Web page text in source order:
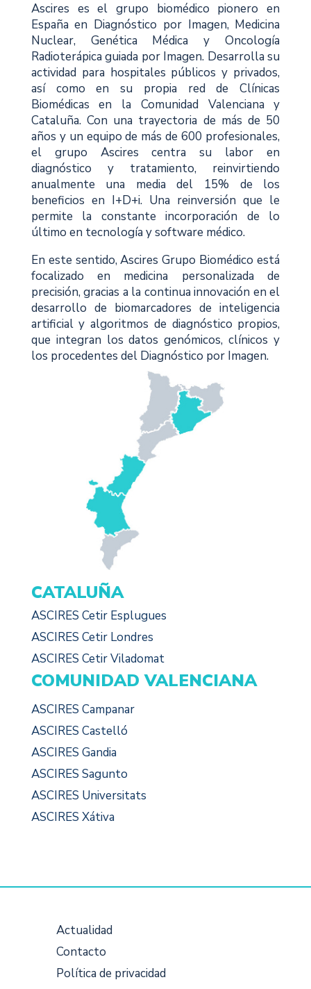
Ascires es el grupo biomédico pionero en
España en Diagnóstico por Imagen, Medicina
Nuclear, Genética Médica y Oncología
Radioterápica guiada por Imagen. Desarrolla su
actividad para hospitales públicos y privados,
así como en su propia red de Clínicas
Biomédicas en la Comunidad Valenciana y
Cataluña. Con una trayectoria de más de 50
años y un equipo de más de 600 profesionales,
el grupo Ascires centra su labor en
diagnóstico y tratamiento, reinvirtiendo
anualmente una media del 15% de los
beneficios en I+D+i. Una reinversión que le
permite la constante incorporación de lo
último en tecnología y software médico.
En este sentido, Ascires Grupo Biomédico está
focalizado en medicina personalizada de
precisión, gracias a la continua innovación en el
desarrollo de biomarcadores de inteligencia
artificial y algoritmos de diagnóstico propios,
que integran los datos genómicos, clínicos y
los procedentes del Diagnóstico por Imagen.
CATALUÑA
ASCIRES Cetir Esplugues
ASCIRES Cetir Londres
ASCIRES Cetir Viladomat
COMUNIDAD VALENCIANA
ASCIRES Campanar
ASCIRES Castelló
ASCIRES Gandia
ASCIRES Sagunto
ASCIRES Universitats
ASCIRES Xátiva
Actualidad
Contacto
Política de privacidad